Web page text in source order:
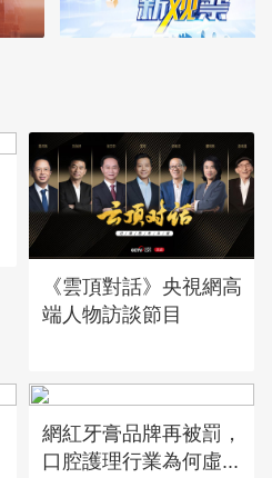
《雲頂對話》央視網高
端人物訪談節目
網紅牙膏品牌再被罰，
口腔護理行業為何虛...